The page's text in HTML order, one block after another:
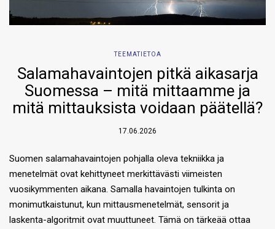
TEEMATIETOA
Salamahavaintojen pitkä aikasarja
Suomessa – mitä mittaamme ja
mitä mittauksista voidaan päätellä?
17.06.2026
Suomen salamahavaintojen pohjalla oleva tekniikka ja
menetelmät ovat kehittyneet merkittävästi viimeisten
vuosikymmenten aikana. Samalla havaintojen tulkinta on
monimutkaistunut, kun mittausmenetelmät, sensorit ja
laskenta-algoritmit ovat muuttuneet. Tämä on tärkeää ottaa